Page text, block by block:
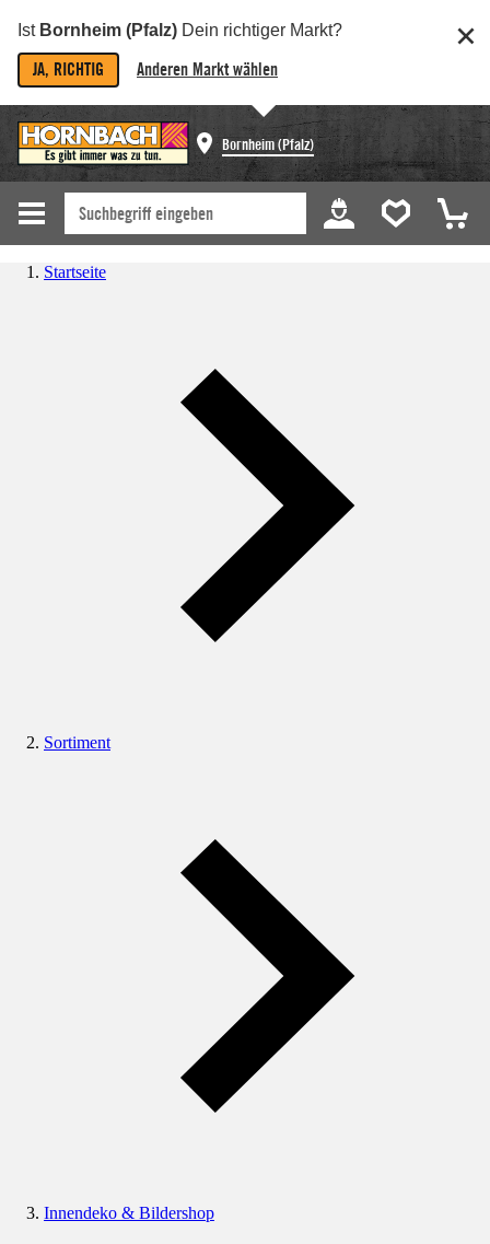
Ist Bornheim (Pfalz) Dein richtiger Markt?
JA, RICHTIG Anderen Markt wählen
Bornheim (Pfalz)
Startseite
Sortiment
Innendeko & Bildershop